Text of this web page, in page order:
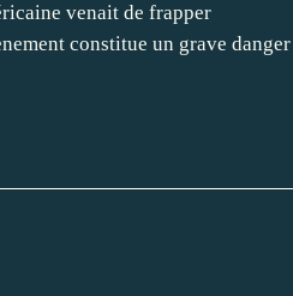
venait de frapper
constitue un grave danger